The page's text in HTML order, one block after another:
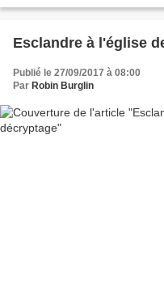
Esclandre à l'église
Publié le 27/09/2017 à 08:00
Par Robin Burglin